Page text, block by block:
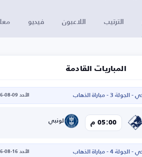
الترتيب اللاعبون فيديو
المباريات القادمة
- مباراة الذهاب الأحد 09-08-2026
05:00 م لونبي
- مباراة الذهاب الأحد 16-08-2026